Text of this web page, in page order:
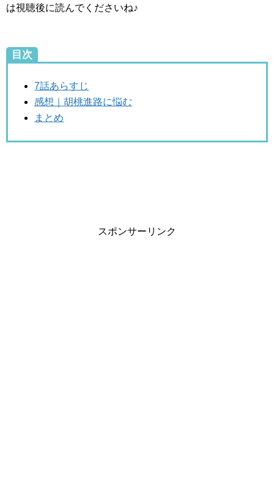
は視聴後に読んでくださいね♪
目次
7話あらすじ
感想｜胡桃進路に悩む
まとめ
スポンサーリンク